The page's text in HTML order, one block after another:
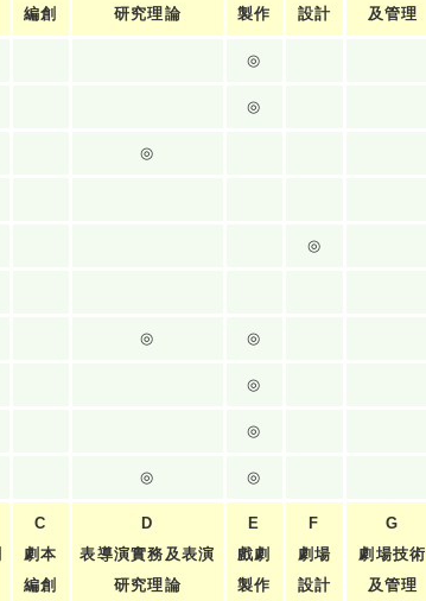
編創
研究理論
製作
設計
及管理
◎
◎
◎
◎
◎ ◎
◎
◎
◎ ◎
C
劇本
編創
D
表導演實務及表演
研究理論
E
戲劇
製作
F
劇場
設計
G
劇場技術
及管理